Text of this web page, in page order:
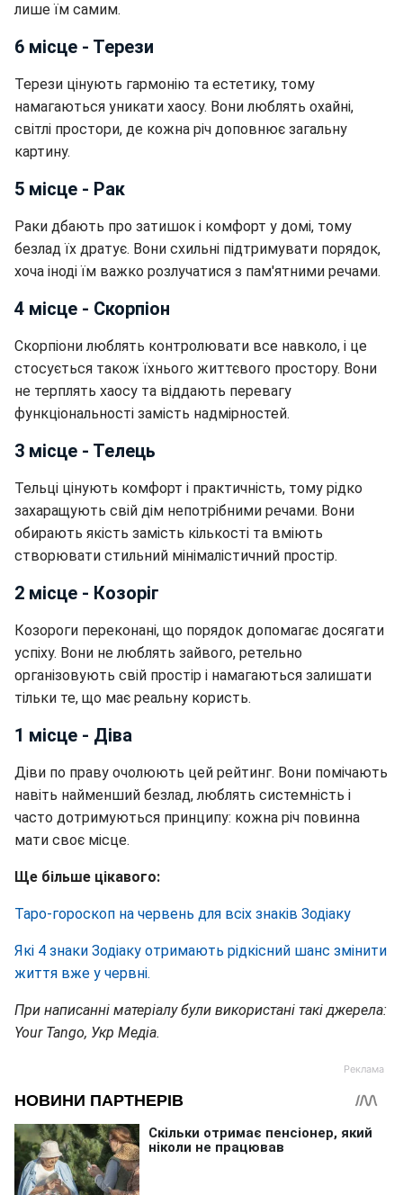
лише їм самим.
6 місце - Терези
Терези цінують гармонію та естетику, тому
намагаються уникати хаосу. Вони люблять охайні,
світлі простори, де кожна річ доповнює загальну
картину.
5 місце - Рак
Раки дбають про затишок і комфорт у домі, тому
безлад їх дратує. Вони схильні підтримувати порядок,
хоча іноді їм важко розлучатися з пам'ятними речами.
4 місце - Скорпіон
Скорпіони люблять контролювати все навколо, і це
стосується також їхнього життєвого простору. Вони
не терплять хаосу та віддають перевагу
функціональності замість надмірностей.
3 місце - Телець
Тельці цінують комфорт і практичність, тому рідко
захаращують свій дім непотрібними речами. Вони
обирають якість замість кількості та вміють
створювати стильний мінімалістичний простір.
2 місце - Козоріг
Козороги переконані, що порядок допомагає досягати
успіху. Вони не люблять зайвого, ретельно
організовують свій простір і намагаються залишати
тільки те, що має реальну користь.
1 місце - Діва
Діви по праву очолюють цей рейтинг. Вони помічають
навіть найменший безлад, люблять системність і
часто дотримуються принципу: кожна річ повинна
мати своє місце.
Ще більше цікавого:
Таро-гороскоп на червень для всіх знаків Зодіаку
Які 4 знаки Зодіаку отримають рідкісний шанс змінити
життя вже у червні.
При написанні матеріалу були використані такі джерела:
Your Tango, Укр Медіа.